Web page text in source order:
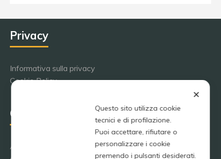
Privacy
Informativa sulla privacy
Cookie Policy
Contatti SS Maceratese 1922
A.C.D SS MACERATESE
✕
Questo sito utilizza cookie
tecnici e di profilazione.
Puoi accettare, rifiutare o
personalizzare i cookie
premendo i pulsanti desiderati.